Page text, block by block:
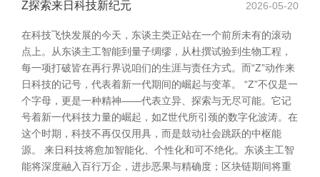
Z探索来日科技新纪元 2026-05-20
在科技飞快发展的今天，东谈主类正站在一个前所未有的滚动
点上。从东谈主工智能到量子绸缪，从杜撰试验到生物工程，
每一项打破皆在再行界说咱们的生涯与责任方式。而“Z”动作来
日科技的记号，代表着新一代期间的崛起与变革。 “Z”不仅是一
个字母，更是一种精神——代表立异、探索与无尽可能。它记
号着新一代科技力量的崛起，如Z世代所引颈的数字化波涛。在
这个时期，科技不再仅仅用具，而是鼓动社会跳跃的中枢能
源。 来日科技将愈加智能化、个性化和可不绝化。东谈主工智
能将深度融入百行万企，进步恶果与精确度；区块链期间将重